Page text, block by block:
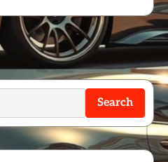
Search